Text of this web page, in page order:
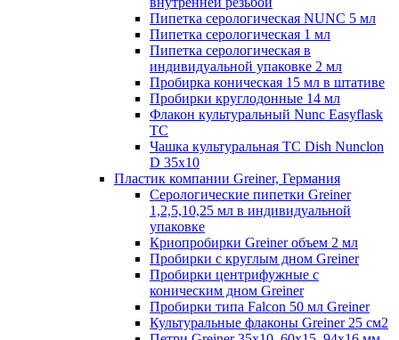
Пипетка серологическая NUNC 5 мл
Пипетка серологическая 1 мл
Пипетка серологическая в
индивидуальной упаковке 2 мл
Пробирка коническая 15 мл в штативе
Пробирки круглодонные 14 мл
Флакон культуральный Nunc Easyflask
TC
Чашка культуральная TC Dish Nunclon
D 35x10
Пластик компании Greiner, Германия
Серологические пипетки Greiner
1,2,5,10,25 мл в индивидуальной
упаковке
Криопробирки Greiner объем 2 мл
Пробирки с круглым дном Greiner
Пробирки центрифужные с
коническим дном Greiner
Пробирки типа Falcon 50 мл Greiner
Культуральные флаконы Greiner 25 см2